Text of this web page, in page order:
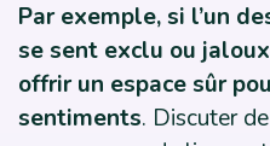
Par exemple, si l’un
se sent exclu ou
offrir un espace sûr
sentiments. Discuter